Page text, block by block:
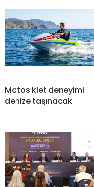
Motosiklet deneyimi
denize taşınacak